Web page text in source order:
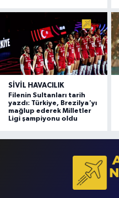
SIVIL HAVACILIK
Filenin Sultanları tarih
yazdı: Türkiye, Brezilya'yı
mağlup ederek Milletler
Ligi şampiyonu oldu